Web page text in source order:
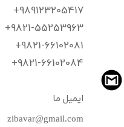
+989123205417
+9821-55253963
+9821-66102081
​​​​​​​+9821-66102084
zibavar@gmail.com
ایمیل ما